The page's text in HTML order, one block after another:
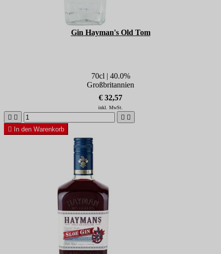
Gin Hayman's Old Tom
70cl | 40.0%
Großbritannien
€ 32,57
inkl. MwSt.
   

In den Warenkorb